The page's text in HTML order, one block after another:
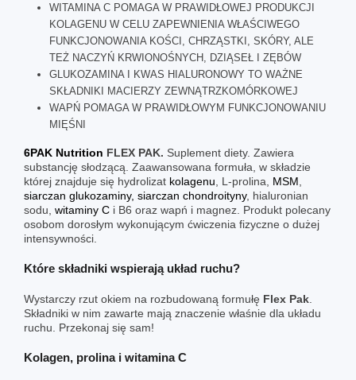
WITAMINA C POMAGA W PRAWIDŁOWEJ PRODUKCJI
KOLAGENU W CELU ZAPEWNIENIA WŁAŚCIWEGO
FUNKCJONOWANIA KOŚCI, CHRZĄSTKI, SKÓRY, ALE
TEŻ NACZYŃ KRWIONOŚNYCH, DZIĄSEŁ I ZĘBÓW
GLUKOZAMINA I KWAS HIALURONOWY TO WAŻNE
SKŁADNIKI MACIERZY ZEWNĄTRZKOMÓRKOWEJ
WAPŃ POMAGA W PRAWIDŁOWYM FUNKCJONOWANIU
MIĘŚNI
6PAK Nutrition FLEX PAK. Suplement diety. Zawiera
substancję słodzącą. Zaawansowana formuła, w składzie
której znajduje się hydrolizat kolagenu , L-prolina, MSM
siarczan glukozaminy, siarczan chondroityny, hialuronian
sodu, witaminy C i B6 oraz wapń i magnez. Produkt polecany
osobom dorosłym wykonującym ćwiczenia fizyczne o dużej
intensywności.
Które składniki wspierają układ ruchu?
Wystarczy rzut okiem na rozbudowaną formułę Flex Pak
Składniki w nim zawarte mają znaczenie właśnie dla układu
ruchu. Przekonaj się sam!
Kolagen, prolina i witamina C